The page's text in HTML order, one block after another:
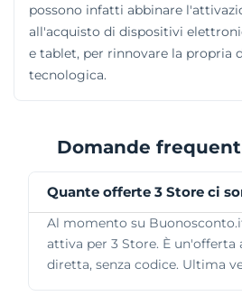
possono infatti abbinare
all'acquisto di dispositivi
e tablet, per rinnovare la propria
tecnologica.
Domande
Quante offerte 3 Store ci
Al momento su
attiva per 3 Store. È un'offerta
diretta, senza codice. Ultima